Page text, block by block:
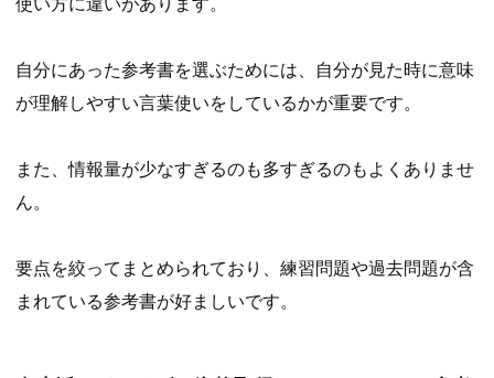
自分にあった参考書を選ぶためには、自分が見た時に意味
が理解しやすい言葉使いをしているかが重要です。
また、情報量が少なすぎるのも多すぎるのもよくありませ
ん。
要点を絞ってまとめられており、練習問題や過去問題が含
まれている参考書が好ましいです。